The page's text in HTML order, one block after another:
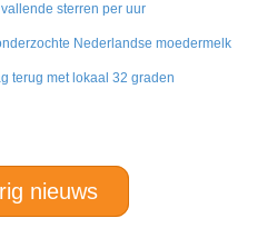
sterren per uur
Nederlandse moedermelk
terug met lokaal 32 graden
nieuws